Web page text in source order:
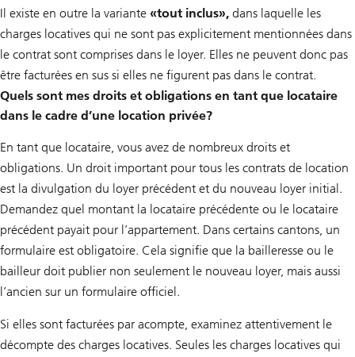
Il existe en outre la variante «tout inclus», dans laquelle les
charges locatives qui ne sont pas explicitement mentionnées dans
le contrat sont comprises dans le loyer. Elles ne peuvent donc pas
être facturées en sus si elles ne figurent pas dans le contrat.
Quels sont mes droits et obligations en tant que locataire
dans le cadre d’une location privée?
En tant que locataire, vous avez de nombreux droits et
obligations. Un droit important pour tous les contrats de location
est la divulgation du loyer précédent et du nouveau loyer initial.
Demandez quel montant la locataire précédente ou le locataire
précédent payait pour l’appartement. Dans certains cantons, un
formulaire est obligatoire. Cela signifie que la bailleresse ou le
bailleur doit publier non seulement le nouveau loyer, mais aussi
l’ancien sur un formulaire officiel.
Si elles sont facturées par acompte, examinez attentivement le
décompte des charges locatives. Seules les charges locatives qui